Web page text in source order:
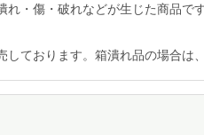
・傷・破れなどが生じた商品です
ております。箱潰れ品の場合は